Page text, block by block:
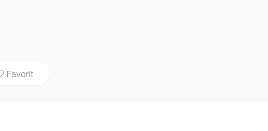
di saat gelap, saat luka dan ketakutan hampir
Favorit